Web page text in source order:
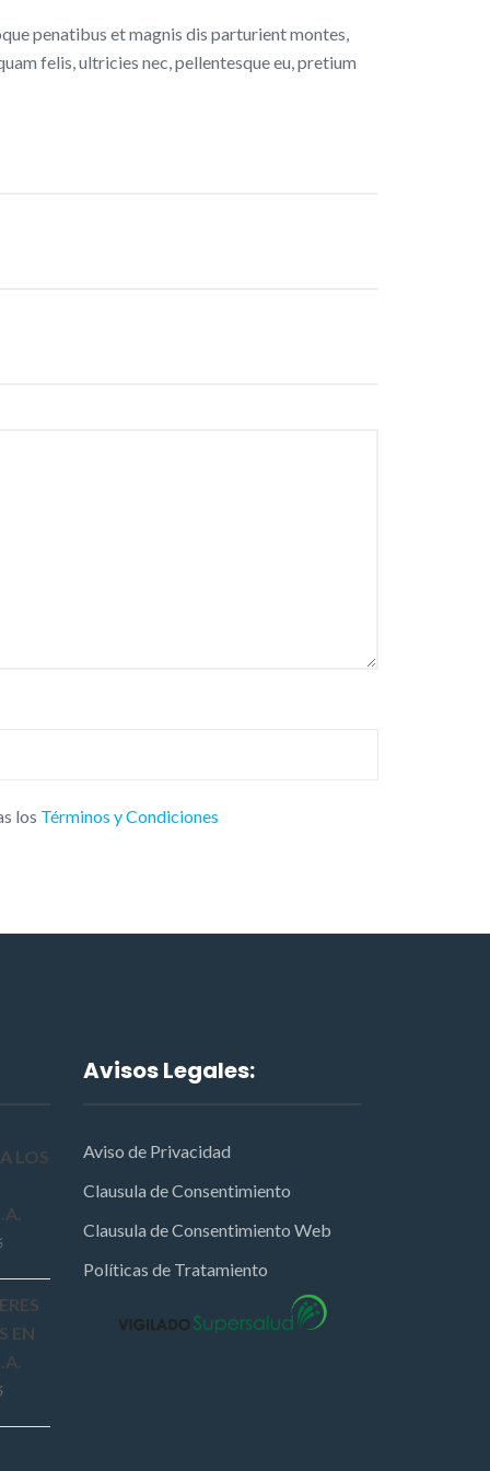
penatibus et magnis dis parturient montes,
felis, ultricies nec, pellentesque eu, pretium
los Términos y Condiciones
LOS
EN
Avisos Legales:
Aviso de Privacidad
Clausula de Consentimiento
Clausula de Consentimiento Web
Políticas de Tratamiento